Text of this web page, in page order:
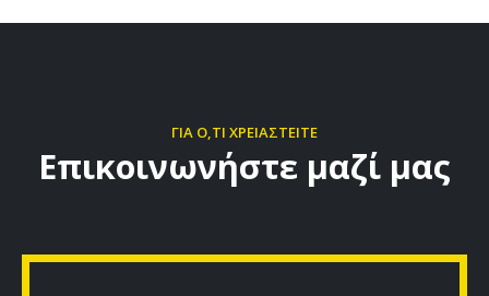
ΓΙΑ Ο,ΤΙ ΧΡΕΙΑΣΤΕΙΤΕ
Επικοινωνήστε μαζί μας